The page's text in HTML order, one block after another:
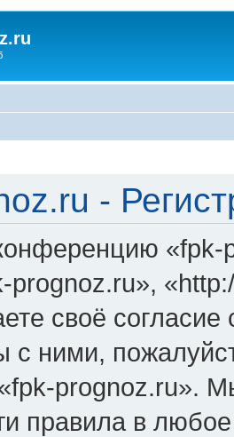
-
prognoz.ru»,
своё
с ними,
prognoz.ru».
правила в